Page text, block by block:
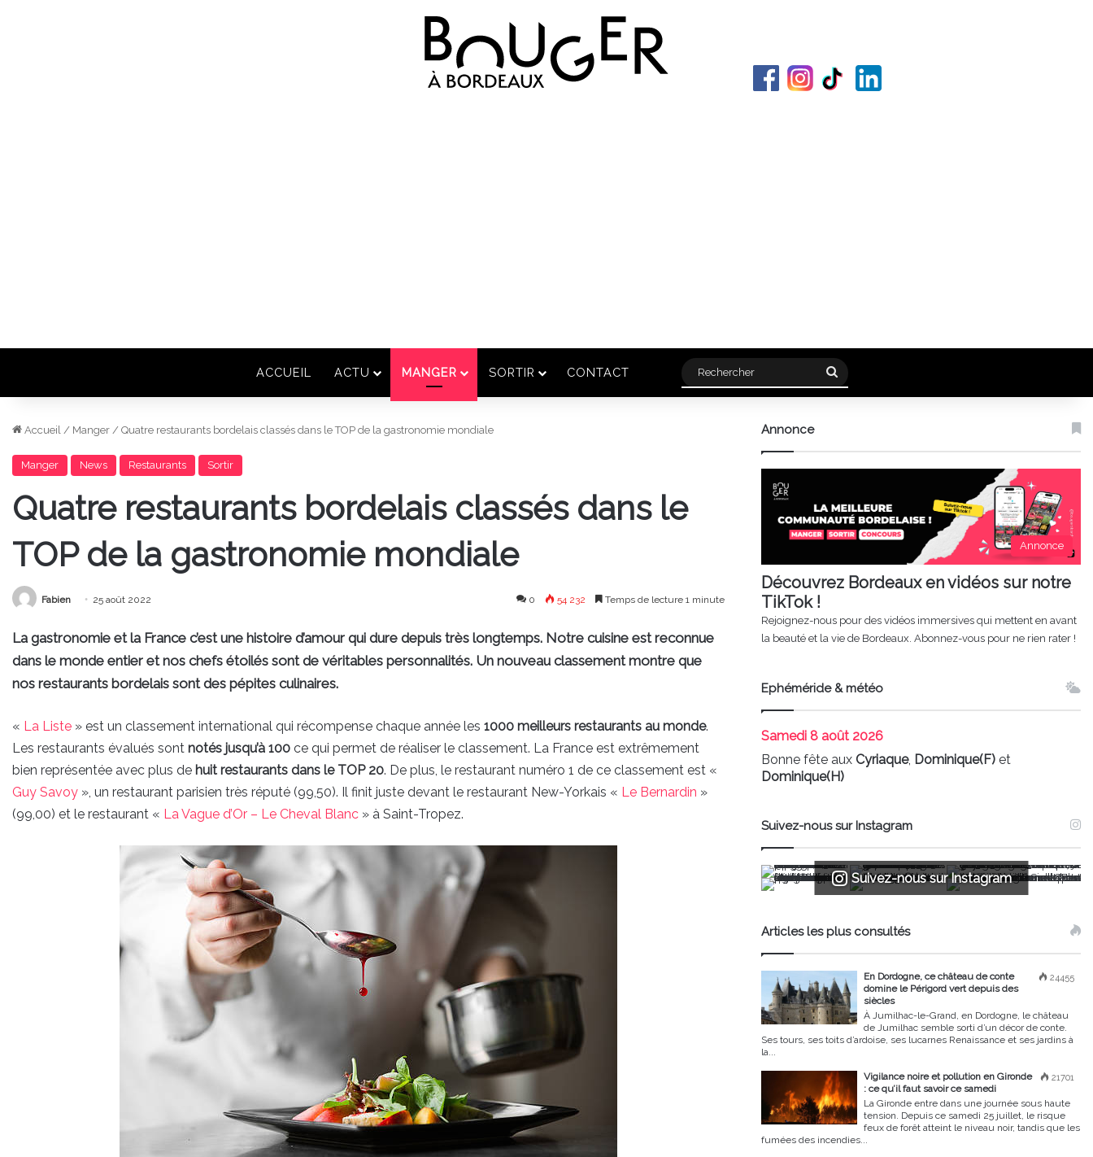
ACCUEIL ACTU MANGER SORTIR CONTACT Rechercher
Accueil / Manger / Quatre restaurants bordelais classés dans le TOP de la gastronomie mondiale
Manger News Restaurants Sortir
Quatre restaurants bordelais classés dans le
TOP de la gastronomie mondiale
Fabien 25 août 2022 0 54 232 Temps de lecture 1 minute
La gastronomie et la France c’est une histoire d’amour qui dure depuis très longtemps. Notre cuisine est reconnue
dans le monde entier et nos chefs étoilés sont de véritables personnalités. Un nouveau classement montre que
nos restaurants bordelais sont des pépites culinaires.
« La Liste » est un classement international qui récompense chaque année les 1000 meilleurs restaurants au monde.
Les restaurants évalués sont notés jusqu’à 100 ce qui permet de réaliser le classement. La France est extrêmement
bien représentée avec plus de huit restaurants dans le TOP 20. De plus, le restaurant numéro 1 de ce classement est «
Guy Savoy », un restaurant parisien très réputé (99,50). Il finit juste devant le restaurant New-Yorkais « Le Bernardin »
(99,00) et le restaurant « La Vague d’Or – Le Cheval Blanc » à Saint-Tropez.
Annonce
Annonce
Découvrez Bordeaux en vidéos sur notre
TikTok !
Rejoignez-nous pour des vidéos immersives qui mettent en avant
la beauté et la vie de Bordeaux. Abonnez-vous pour ne rien rater !
Ephéméride & météo
Samedi 8 août 2026
Bonne fête auxCyriaque, Dominique(F) et
Dominique(H)
Suivez-nous sur Instagram
Suivez-nous sur Instagram
Articles les plus consultés
24455
En Dordogne, ce château de conte
domine le Périgord vert depuis des
siècles
À Jumilhac-le-Grand, en Dordogne, le château
de Jumilhac semble sorti d’un décor de conte.
Ses tours, ses toits d’ardoise, ses lucarnes Renaissance et ses jardins à
la...
21701
Vigilance noire et pollution en Gironde
: ce qu’il faut savoir ce samedi
La Gironde entre dans une journée sous haute
tension. Depuis ce samedi 25 juillet, le risque
feux de forêt atteint le niveau noir, tandis que les
fumées des incendies...